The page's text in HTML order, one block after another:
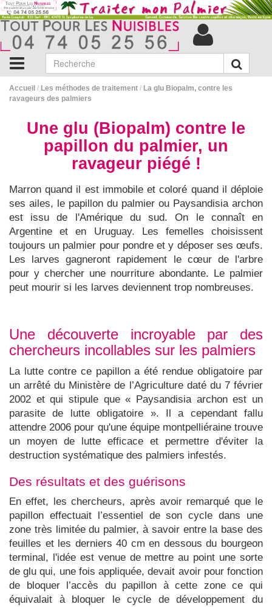
Accueil / Les méthodes de traitement / La glu Biopalm, contre les
ravageurs des palmiers
Une glu (Biopalm) contre le
papillon du palmier, un
ravageur piégé !
Marron quand il est immobile et coloré quand il déploie
ses ailes, le papillon du palmier ou Paysandisia archon
est issu de l'Amérique du sud. On le connaît en
Argentine et en Uruguay. Les femelles choisissent
toujours un palmier pour pondre et y déposer ses œufs.
Les larves gagneront rapidement le cœur de l'arbre
pour y chercher une nourriture abondante. Le palmier
peut mourir si les larves deviennent trop nombreuses.
Une découverte incroyable par des
chercheurs incollables sur les palmiers
La lutte contre ce papillon a été rendue obligatoire par
un arrêté du Ministère de l’Agriculture daté du 7 février
2002 et qui stipule que « Paysandisia archon est un
parasite de lutte obligatoire ». Il a cependant fallu
attendre 2006 pour qu'une équipe montpelliéraine trouve
un moyen de lutte efficace et permettre d'éviter la
destruction systématique des palmiers infestés.
Des résultats et des guérisons
En effet, les chercheurs, après avoir remarqué que le
papillon effectuait l’essentiel de son cycle dans une
zone très limitée du palmier, à savoir entre la base des
feuilles et les derniers 40 cm en dessous du bourgeon
terminal, l'idée est venue de mettre au point une sorte
de glu qui, une fois appliquée, devait avoir pour fonction
de bloquer l’accès du papillon à cette zone ce qui
équivalait à bloquer le cycle de développement du